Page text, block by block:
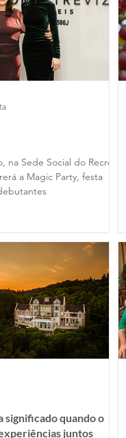
na Sede Social do Recreio
a Magic Party, festa
significado quando o
juntos